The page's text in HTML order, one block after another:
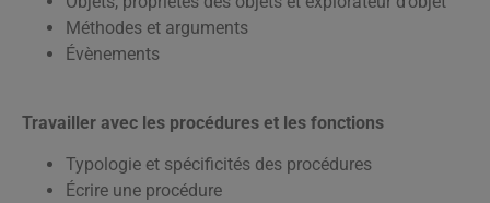
Méthodes et arguments
Évènements
Travailler avec les procédures et les fonctions
Typologie et spécificités des procédures
Écrire une procédure